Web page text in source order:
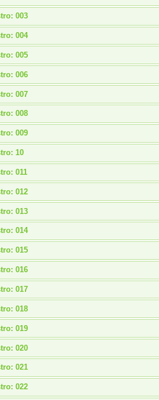
003
004
005
006
007
008
009
10
011
012
013
014
015
016
017
018
019
020
021
022